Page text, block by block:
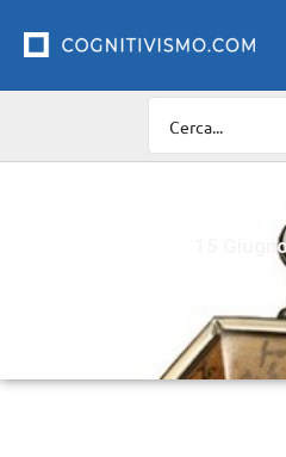
15
Il lato oscuro di